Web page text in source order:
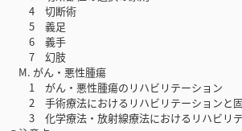
4 切断術
5 義足
6 義手
7 幻肢
M. がん・悪性腫瘍
1 がん・悪性腫瘍のリハビリテーション
2 手術療法におけるリハビリテーションと固
3 化学療法・放射線療法におけるリハビリテ